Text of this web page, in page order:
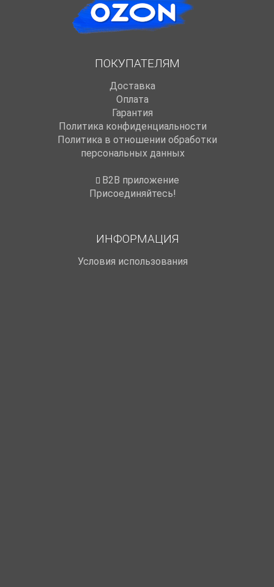
ПОКУПАТЕЛЯМ
Доставка
Оплата
Гарантия
Политика конфиденциальности
Политика в отношении обработки
персональных данных
B2B приложение
Присоединяйтесь!
ИНФОРМАЦИЯ
Условия использования